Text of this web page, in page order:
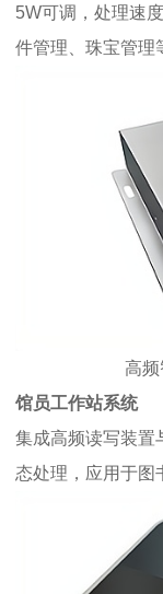
5W可调，处理速
件管理、珠宝管理
高
馆员工作站系统
集成高频读写装置
态处理，应用于图